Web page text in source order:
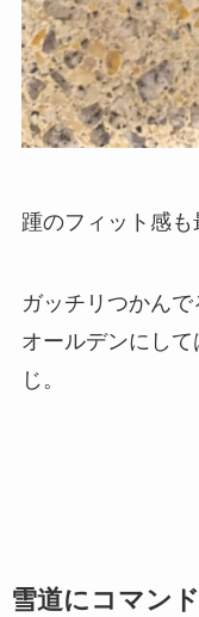
踵のフィット感も
ガッチリつかんで
オールデンにし
じ。
雪道にコマン